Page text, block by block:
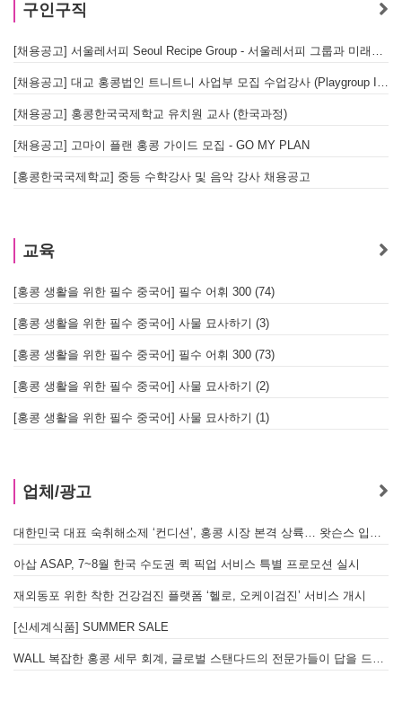
구인구직
[채용공고] 서울레서피 Seoul Recipe Group - 서울레서피 그룹과 미래를 함께할 유능한 인재를 모십니다
[채용공고] 대교 홍콩법인 트니트니 사업부 모집 수업강사 (Playgroup Instructor)
[채용공고] 홍콩한국국제학교 유치원 교사 (한국과정)
[채용공고] 고마이 플랜 홍콩 가이드 모집 - GO MY PLAN
[홍콩한국국제학교] 중등 수학강사 및 음악 강사 채용공고
교육
[홍콩 생활을 위한 필수 중국어] 필수 어휘 300 (74)
[홍콩 생활을 위한 필수 중국어] 사물 묘사하기 (3)
[홍콩 생활을 위한 필수 중국어] 필수 어휘 300 (73)
[홍콩 생활을 위한 필수 중국어] 사물 묘사하기 (2)
[홍콩 생활을 위한 필수 중국어] 사물 묘사하기 (1)
업체/광고
대한민국 대표 숙취해소제 ‘컨디션’, 홍콩 시장 본격 상륙… 왓슨스 입점 기념 할인 행사 진행
아삽 ASAP, 7~8월 한국 수도권 퀵 픽업 서비스 특별 프로모션 실시
재외동포 위한 착한 건강검진 플랫폼 ‘헬로, 오케이검진’ 서비스 개시
[신세계식품] SUMMER SALE
WALL 복잡한 홍콩 세무 회계, 글로벌 스탠다드의 전문가들이 답을 드립니다! - 법인설립, 회계, 감사